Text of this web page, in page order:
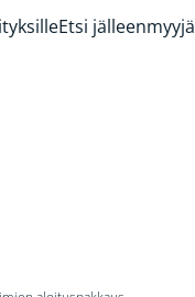
Etsi jälleenmyyjä